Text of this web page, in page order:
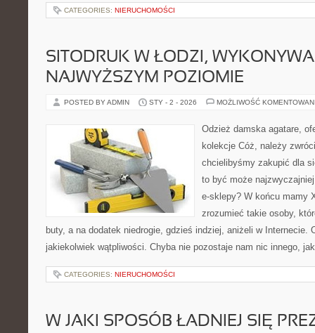
CATEGORIES: NIERUCHOMOŚCI
SITODRUK W ŁODZI,
NAJWYŻSZYM POZIOMIE
POSTED BY ADMIN STY - 2 - 2026 MOŻLIWOŚĆ
Odzież damska agatare,
kolekcje Cóż, należy
chcielibyśmy zakupić dla
to być może
e-sklepy? W końcu mamy
zrozumieć takie osoby,
buty, a na dodatek niedrogie, gdzieś indziej, aniżeli w Internecie.
jakiekolwiek wątpliwości. Chyba nie pozostaje nam nic innego,
CATEGORIES: NIERUCHOMOŚCI
W JAKI SPOSÓB ŁADNIEJ SIĘ